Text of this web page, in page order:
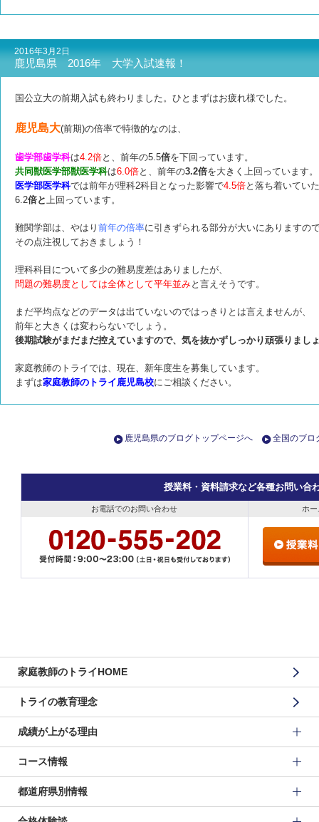
2016年3月2日
鹿児島県 2016年 大学入試速報！
国公立大の前期入試も終わりました。ひとまずはお疲れ様でした。
鹿児島大(前期)の倍率で特徴的なのは、
歯学部歯学科は4.2倍と、前年の5.5倍を下回っています。
共同獣医学部獣医学科は6.0倍と、前年の3.2倍を大きく上回っています。
医学部医学科では前年が理科2科目となった影響で4.5倍と落ち着いてい
6.2倍と上回っています。
難関学部は、やはり 前年の倍率に引きずられる部分が大いにありますの
その点注視しておきましょう！
理科科目について多少の難易度差はありましたが、
問題の難易度としては全体として平年並みと言えそうです。
まだ平均点などのデータは出ていないのではっきりとは言えませんが、
前年と大きくは変わらないでしょう。
後期試験がまだまだ控えていますので、気を抜かずしっかり頑張りまし
家庭教師のトライでは、現在、新年度生を募集しています。
まずは家庭教師のトライ鹿児島校にご相談ください。
鹿児島県のブログトップページへ 全国のブロ
授業料・資料請求など各種お問い合
お電話でのお問い合わせ ホ
家庭教師のトライHOME
トライの教育理念
成績が上がる理由
コース情報
都道府県別情報